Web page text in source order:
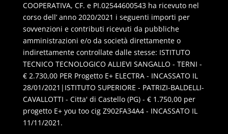
COOPERATIVA, CF. e PI.02544600543 ha ricevuto nel
corso dell’ anno 2020/2021 i seguenti importi per
sovvenzioni e contributi ricevuti da pubbliche
amministrazioni e/o da società direttamente o
indirettamente controllate dalle stesse: ISTITUTO
TECNICO TECNOLOGICO ALLIEVI SANGALLO - TERNI -
€ 2.730,00 PER Progetto E+ ELECTRA - INCASSATO IL
28/01/2021|ISTITUTO SUPERIORE - PATRIZI-BALDELLI-
CAVALLOTTI - Citta' di Castello (PG) - € 1.750,00 per
progetto E+ you too cig Z902FA34A4 - INCASSATO IL
11/11/2021.